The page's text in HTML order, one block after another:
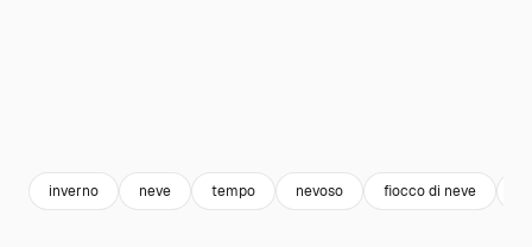
inverno neve tempo nevoso fiocco di neve